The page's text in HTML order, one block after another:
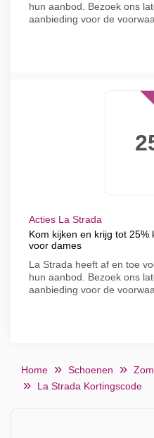
hun aanbod. Bezoek ons
aanbieding voor de
Acties La Strada
Kom kijken en krijg tot
voor dames
La Strada heeft af en toe
hun aanbod. Bezoek ons
aanbieding voor de
Home Schoenen
La Strada Kortingscode